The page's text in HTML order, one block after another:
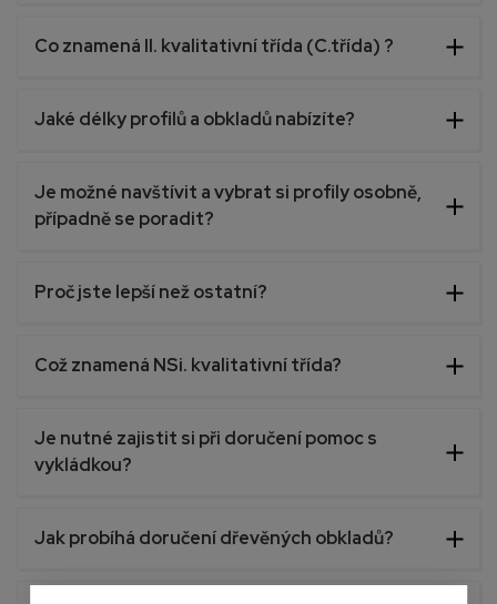
Co znamená II. kvalitativní třída (C.třída) ?
Jaké délky profilů a obkladů nabízíte?
Je možné navštívit a vybrat si profily osobně,
případně se poradit?
Proč jste lepší než ostatní?
Což znamená NSi. kvalitativní třída?
Je nutné zajistit si při doručení pomoc s
vykládkou?
Jak probíhá doručení dřevěných obkladů?